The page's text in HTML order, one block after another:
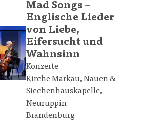
Mad Songs –
Englische Lieder
von Liebe,
Eifersucht und
Wahnsinn
Konzerte
Kirche Markau, Nauen &
Siechenhauskapelle,
Neuruppin
Brandenburg